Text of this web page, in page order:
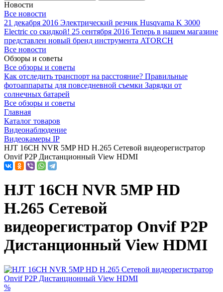
Новости
Все новости
21 декабря 2016 Электрический резчик Husqvarna K 3000
Electric со скидкой! 25 сентября 2016 Теперь в нашем магазине
представлен новый бренд инструмента ATORCH
Все новости
Обзоры и советы
Все обзоры и советы
Как отследить транспорт на расстояние? Правильные
фотоаппараты для повседневной съемки Зарядки от
солнечных батарей
Все обзоры и советы
Главная
Каталог товаров
Видеонаблюдение
Видеокамеры IP
HJT 16CH NVR 5MP HD H.265 Сетевой видеорегистратор
Onvif P2P Дистанционный View HDMI
HJT 16CH NVR 5MP HD
H.265 Сетевой
видеорегистратор Onvif P2P
Дистанционный View HDMI
%